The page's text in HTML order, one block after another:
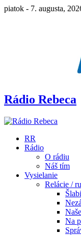
piatok - 7. augusta,
Rádio Rebeca
RR
Rádio
O rádiu
Náš tím
Vysielanie
Relácie /
Na